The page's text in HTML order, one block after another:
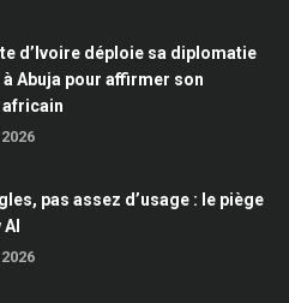
d’Ivoire déploie sa diplomatie
Abuja pour affirmer son
africain
pas assez d’usage : le piège